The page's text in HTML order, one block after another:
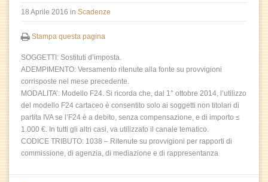
18 Aprile 2016 in Scadenze
Stampa questa pagina
SOGGETTI: Sostituti d’imposta.
ADEMPIMENTO: Versamento ritenute alla fonte su provvigioni
corrisposte nel mese precedente.
MODALITA’: Modello F24. Si ricorda che, dal 1° ottobre 2014, l’utilizzo
del modello F24 cartaceo è consentito solo ai soggetti non titolari di
partita IVA se l’F24 è a debito, senza compensazione, e di importo ≤
1.000 €. In tutti gli altri casi, va utilizzato il canale tematico.
CODICE TRIBUTO: 1038 – Ritenute su provvigioni per rapporti di
commissione, di agenzia, di mediazione e di rappresentanza